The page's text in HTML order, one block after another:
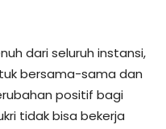
dari seluruh instansi,
bersama-sama dan
positif bagi
tidak bisa bekerja